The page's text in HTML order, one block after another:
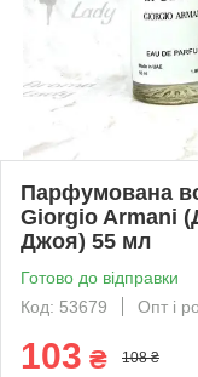
Парфумована
Giorgio Armani
Джоя) 55 мл
Готово до відправки
Код: 53679
Опт і
103 ₴ 108 ₴